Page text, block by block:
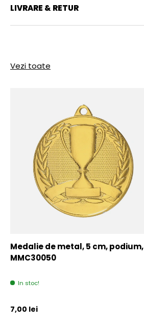
LIVRARE & RETUR
Vezi toate
Medalie de metal, 5 cm, podium,
MMC30050
In stoc!
Pret initial
7,00 lei